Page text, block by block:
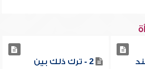
2 - ترك ذلك بين